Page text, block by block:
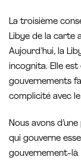
La troisième
Libye de la carte
Aujourd’hui, la
incognita. Elle
gouvernements
complicité avec
Nous avons
qui gouverne
gouvernement-là